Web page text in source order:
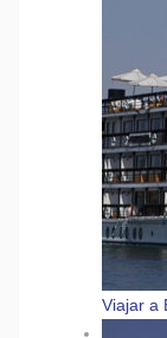
Viajar a